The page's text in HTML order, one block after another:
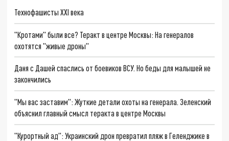
Технофашисты XXI века
"Кротами" были все? Теракт в центре Москвы: На генералов
охотятся "живые дроны"
Даня с Дашей спаслись от боевиков ВСУ. Но беды для малышей не
закончились
"Мы вас заставим": Жуткие детали охоты на генерала. Зеленский
объяснил главный смысл теракта в центре Москвы
"Курортный ад": Украинский дрон превратил пляж в Геленджике в